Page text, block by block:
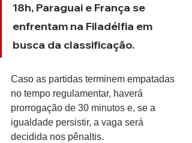
18h, Paraguai e França se
enfrentam na Filadélfia em
busca da classificação.
Caso as partidas terminem empatadas
no tempo regulamentar, haverá
prorrogação de 30 minutos e, se a
igualdade persistir, a vaga será
decidida nos pênaltis.